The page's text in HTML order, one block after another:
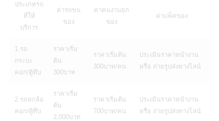
ประเภทรถ
ที่ให้
บริการ
ค่ารถขน
ของ
ค่าคนงานยก
ของ
ค่าแพ็คของ
1.รถ
กระบะ
คอก/ตู้ทึบ
ราคาเริ่ม
ต้น
300บาท
ราคาเริ่มต้น
300บาท/คน
ประเมินราคาหน้างาน
หรือ ถ่ายรูปส่งทางไลน์
2.รถหกล้อ
คอก/ตู้ทึบ
ราคาเริ่ม
ต้น
2,000บาท
ราคาเริ่มต้น
700บาท/คน
ประเมินราคาหน้างาน
หรือ ถ่ายรูปส่งทางไลน์